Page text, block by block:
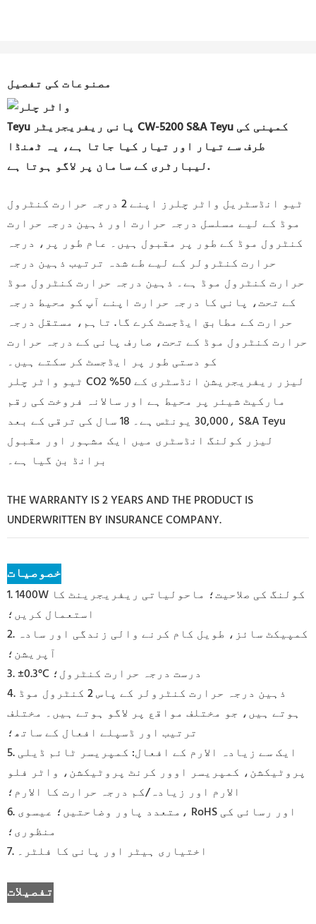
مصنوعات کی تفصیل
Teyu پانی ریفریجریٹر CW-5200 S&A Teyu کمپنی کی
طرف سے تیار اور تیار کیا جاتا ہے، یہ ٹھنڈا
لیبارٹری کے سامان پر لاگو ہوتا ہے.
ٹیو انڈسٹریل واٹر چلرز اپنے 2 درجہ حرارت کنٹرول
موڈ کے لیے مسلسل درجہ حرارت اور ذہین درجہ حرارت
کنٹرول موڈ کے طور پر مقبول ہیں۔ عام طور پر، درجہ
حرارت کنٹرولر کے لیے طے شدہ ترتیب ذہین درجہ
حرارت کنٹرول موڈ ہے۔ ذہین درجہ حرارت کنٹرول موڈ
کے تحت، پانی کا درجہ حرارت اپنے آپ کو محیط درجہ
حرارت کے مطابق ایڈجسٹ کرے گا. تاہم، مستقل درجہ
حرارت کنٹرول موڈ کے تحت، صارف پانی کے درجہ حرارت
کو دستی طور پر ایڈجسٹ کر سکتے ہیں۔
ٹیو واٹر چلر CO2 لیزر ریفریجریشن انڈسٹری کے 50%
مارکیٹ شیئر پر محیط ہے اورسالانہ فروخت کی رقم
30,000 یونٹس ہے۔ 18 سال کی ترقی کے بعد، S&A Teyu
لیزر کولنگ انڈسٹری میں ایک مشہور اور مقبول
برانڈ بن گیا ہے۔
THE WARRANTY IS 2 YEARS AND THE PRODUCT IS
UNDERWRITTEN BY INSURANCE COMPANY.
خصوصیات
1. 1400W کولنگ کی صلاحیت؛ ماحولیاتی ریفریجرینٹ کا
استعمال کریں؛
2. کمپیکٹ سائز، طویل کام کرنے والی زندگی اور سادہ
آپریشن؛
3. ±0.3°C درست درجہ حرارت کنٹرول؛
4. ذہین درجہ حرارت کنٹرولر کے پاس 2 کنٹرول موڈ
ہوتے ہیں، جو مختلف مواقع پر لاگو ہوتے ہیں۔ مختلف
ترتیب اور ڈسپلے افعال کے ساتھ؛
5. ایک سے زیادہ الارم کے افعال: کمپریسر ٹائم ڈیلی
پروٹیکشن، کمپریسر اوور کرنٹ پروٹیکشن، واٹر فلو
الارم اور زیادہ/کم درجہ حرارت کا الارم؛
6. متعدد پاور وضاحتیں؛ عیسوی، RoHS اور رسائی کی
منظوری؛
7. اختیاری ہیٹر اور پانی کا فلٹر۔
تفصیلات